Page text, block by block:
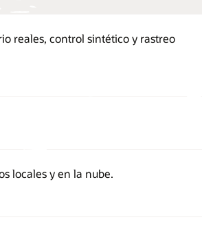
reales, control sintético y rastreo
locales y en la nube.